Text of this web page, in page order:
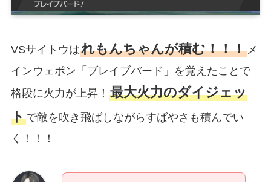
VSサイトウはれもんちゃんが積む！！！メ
インウェポン「ブレイブバード」を覚えたことで
格段に火力が上昇！ 最大火力のダイジェッ
トで敵を吹き飛ばしながらすばやさも積んでい
く！！！